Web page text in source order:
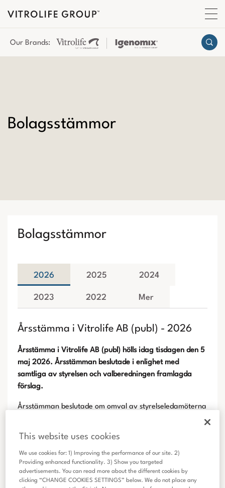
Our Brands:
Bolagsstämmor
Bolagsstämmor
2026 2025 2024
2023 2022 Mer
Årsstämma i Vitrolife AB (publ) - 2026
Årsstämma i Vitrolife AB (publ) hölls idag tisdagen den 5
maj 2026. Årsstämman beslutade i enlighet med
samtliga av styrelsen och valberedningen framlagda
förslag.
Årsstämman beslutade om omval av styrelseledamöterna
Henrik Blomquist, Karen Lykke Sørensen, Pia Marions och
Jón Sigurdsson samt nyval av Nicklas Hansen och David
styrelseordförande.
Årsstämman fastställde resultat- och balansräkningar för
This website uses cookies
We use cookies for: 1) Improving the performance of our site. 2)
Providing enhanced functionality. 3) Show you targeted
advertisements. You can read more about the different cookies by
clicking “CHANGE COOKIES SETTINGS” below. We do not place any